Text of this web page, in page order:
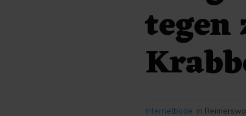
Internetbode in